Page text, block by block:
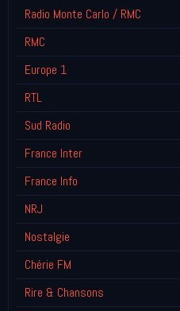
Radio Monte Carlo / RMC
RMC
Europe 1
RTL
Sud Radio
France Inter
France Info
NRJ
Nostalgie
Chérie FM
Rire & Chansons